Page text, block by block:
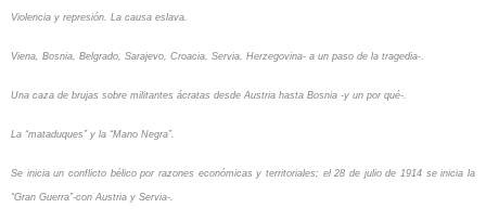
Violencia y represión. La causa eslava.
Viena, Bosnia, Belgrado, Sarajevo, Croacia, Servia, Herzegovina- a un paso de la tragedia-.
Una caza de brujas sobre militantes ácratas desde Austria hasta Bosnia -y un por qué-.
La “mataduques” y la “Mano Negra”.
Se inicia un conflicto bélico por razones económicas y territoriales; el 28 de julio de 1914 se inicia la
“Gran Guerra”-con Austria y Servia-.